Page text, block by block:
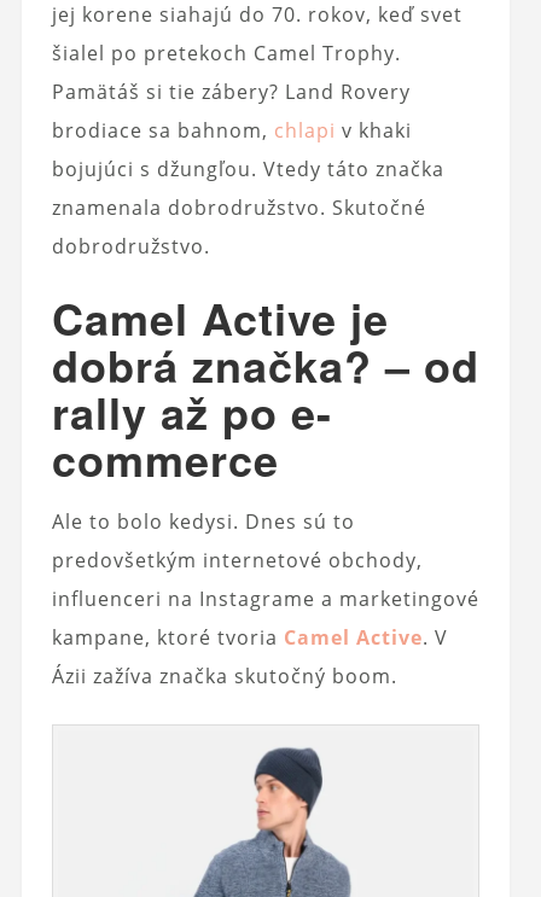
jej korene siahajú do 70. rokov, keď svet
šialel po pretekoch Camel Trophy.
Pamätáš si tie zábery? Land Rovery
brodiace sa bahnom, chlapi v khaki
bojujúci s džungľou. Vtedy táto značka
znamenala dobrodružstvo. Skutočné
dobrodružstvo.
Camel Active je
dobrá značka? – od
rally až po e-
commerce
Ale to bolo kedysi. Dnes sú to
predovšetkým internetové obchody,
influenceri na Instagrame a marketingové
kampane, ktoré tvoria Camel Active. V
Ázii zažíva značka skutočný boom.